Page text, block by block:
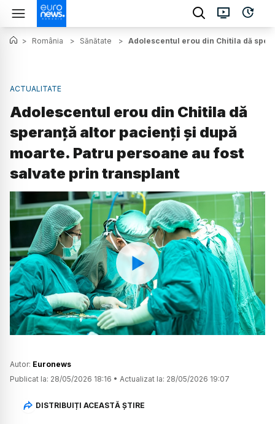
> România > Sănătate > Adolescentul erou din Chitila dă
ACTUALITATE
Adolescentul erou din Chitila dă
speranță altor pacienți și după
moarte. Patru persoane au fost
salvate prin transplant
Watch
Autor: Euronews
Publicat la: 28/05/2026 18:16 • Actualizat la: 28/05/2026 19:07
DISTRIBUIȚI ACEASTĂ ȘTIRE